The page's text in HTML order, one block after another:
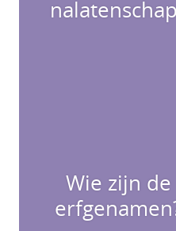
Wie zijn de